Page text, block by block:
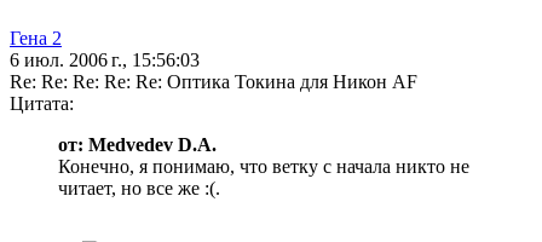
Гена 2
6 июл. 2006 г., 15:56:03
Re: Re: Re: Re: Re: Оптика Токина для Никон AF
Цитата:
от: Medvedev D.A.
Конечно, я понимаю, что ветку с начала никто не
читает, но все же :(.